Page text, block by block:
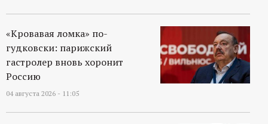
«Кровавая ломка» по-
гудковски: парижский
гастролер вновь хоронит
Россию
04 августа 2026 - 11:05